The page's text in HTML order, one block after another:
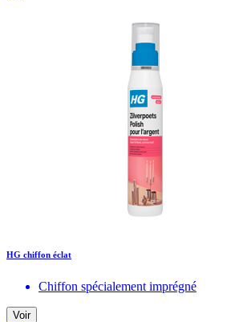
HG chiffon éclat
Chiffon spécialement imprégné
Voir